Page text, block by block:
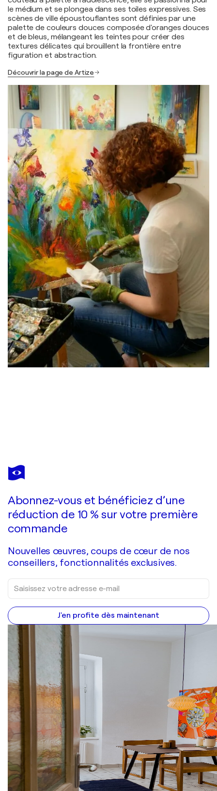
le médium et se plongea dans ses toiles expressives. Ses
scènes de ville époustouflantes sont définies par une
palette de couleurs douces composée d'oranges douces
et de bleus, mélangeant les teintes pour créer des
textures délicates qui brouillent la frontière entre
figuration et abstraction.
Découvrir la page de Artize
ARTIZE
Dans la lumière du soir
Abonnez-vous et bénéficiez d’une
réduction de 10 % sur votre première
commande
Nouvelles œuvres, coups de cœur de nos
conseillers, fonctionnalités exclusives.
J'en profite dès maintenant